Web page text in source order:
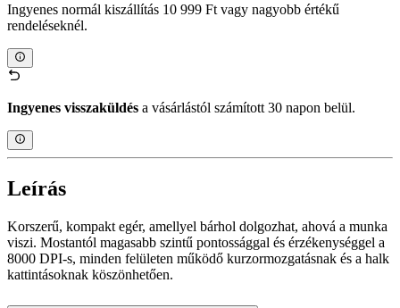
Ingyenes normál kiszállítás 10 999 Ft vagy nagyobb értékű
rendeléseknél.
Ingyenes visszaküldés a vásárlástól számított 30 napon belül.
Leírás
Korszerű, kompakt egér, amellyel bárhol dolgozhat, ahová a munka
viszi. Mostantól magasabb szintű pontossággal és érzékenységgel a
8000 DPI-s, minden felületen működő kurzormozgatásnak és a halk
kattintásoknak köszönhetően.